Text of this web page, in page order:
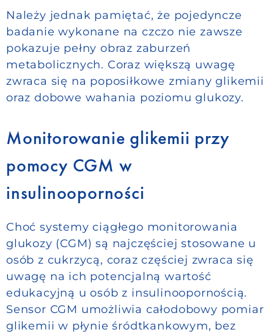
Należy jednak pamiętać, że pojedyncze
badanie wykonane na czczo nie zawsze
pokazuje pełny obraz zaburzeń
metabolicznych. Coraz większą uwagę
zwraca się na poposiłkowe zmiany glikemii
oraz dobowe wahania poziomu glukozy.
Monitorowanie glikemii przy
pomocy CGM w
insulinooporności
Choć systemy ciągłego monitorowania
glukozy (CGM) są najczęściej stosowane u
osób z cukrzycą, coraz częściej zwraca się
uwagę na ich potencjalną wartość
edukacyjną u osób z insulinoopornością.
Sensor CGM umożliwia całodobowy pomiar
glikemii w płynie śródtkankowym, bez